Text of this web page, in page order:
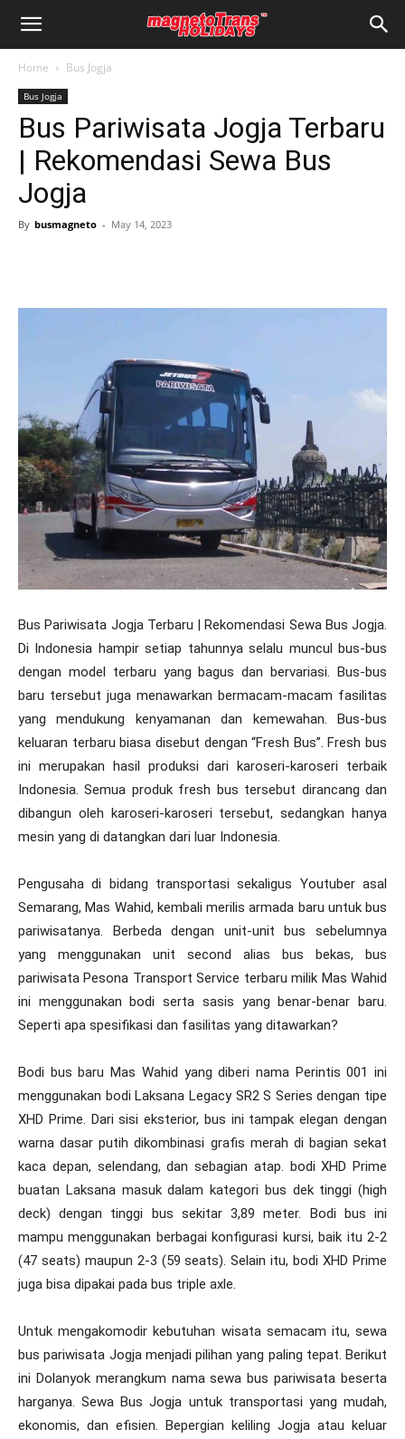
Home Bus Jogja
Bus Jogja
Bus Pariwisata Jogja Terbaru
| Rekomendasi Sewa Bus
Jogja
By busmagneto - May 14, 2023
Bus Pariwisata Jogja Terbaru | Rekomendasi Sewa Bus Jogja.
Di Indonesia hampir setiap tahunnya selalu muncul bus-bus
dengan model terbaru yang bagus dan bervariasi. Bus-bus
baru tersebut juga menawarkan bermacam-macam fasilitas
yang mendukung kenyamanan dan kemewahan. Bus-bus
keluaran terbaru biasa disebut dengan “Fresh Bus”. Fresh bus
ini merupakan hasil produksi dari karoseri-karoseri terbaik
Indonesia. Semua produk fresh bus tersebut dirancang dan
dibangun oleh karoseri-karoseri tersebut, sedangkan hanya
mesin yang di datangkan dari luar Indonesia.
Pengusaha di bidang transportasi sekaligus Youtuber asal
Semarang, Mas Wahid, kembali merilis armada baru untuk bus
pariwisatanya. Berbeda dengan unit-unit bus sebelumnya
yang menggunakan unit second alias bus bekas, bus
pariwisata Pesona Transport Service terbaru milik Mas Wahid
ini menggunakan bodi serta sasis yang benar-benar baru.
Seperti apa spesifikasi dan fasilitas yang ditawarkan?
Bodi bus baru Mas Wahid yang diberi nama Perintis 001 ini
menggunakan bodi Laksana Legacy SR2 S Series dengan tipe
XHD Prime. Dari sisi eksterior, bus ini tampak elegan dengan
warna dasar putih dikombinasi grafis merah di bagian sekat
kaca depan, selendang, dan sebagian atap. bodi XHD Prime
buatan Laksana masuk dalam kategori bus dek tinggi (high
deck) dengan tinggi bus sekitar 3,89 meter. Bodi bus ini
mampu menggunakan berbagai konfigurasi kursi, baik itu 2-2
(47 seats) maupun 2-3 (59 seats). Selain itu, bodi XHD Prime
juga bisa dipakai pada bus triple axle.
Untuk mengakomodir kebutuhan wisata semacam itu, sewa
bus pariwisata Jogja menjadi pilihan yang paling tepat. Berikut
ini Dolanyok merangkum nama sewa bus pariwisata beserta
harganya. Sewa Bus Jogja untuk transportasi yang mudah,
ekonomis, dan efisien. Bepergian keliling Jogja atau keluar